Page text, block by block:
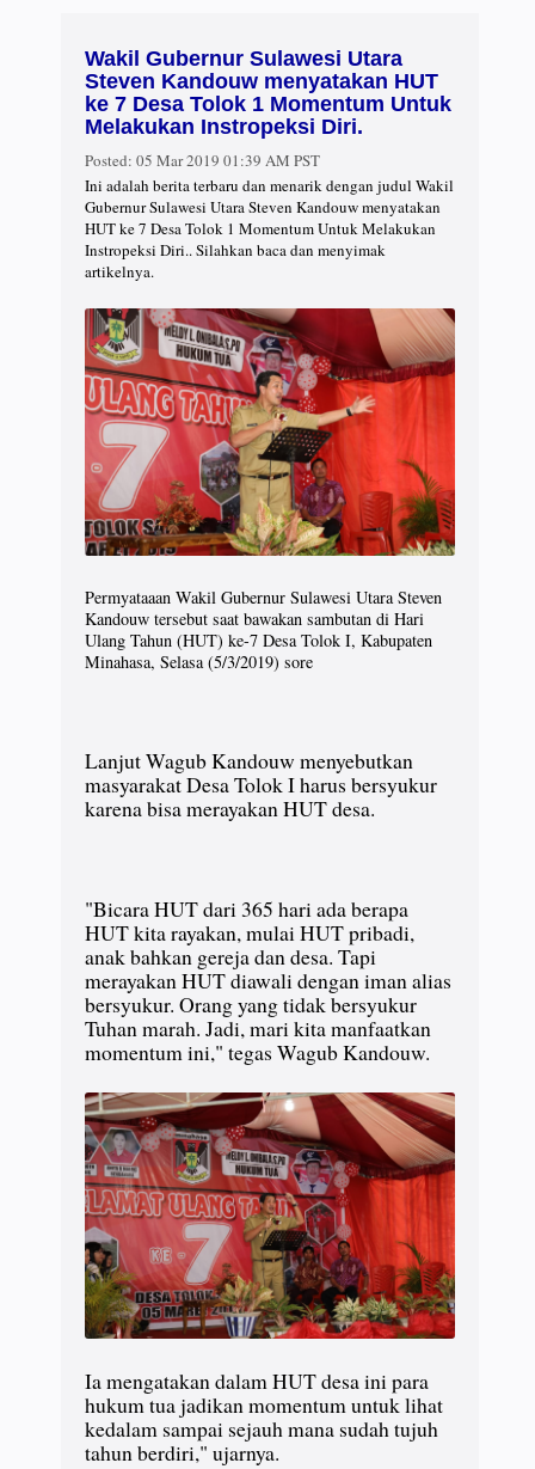
Wakil Gubernur Sulawesi Utara
Steven Kandouw menyatakan HUT
ke 7 Desa Tolok 1 Momentum Untuk
Melakukan Instropeksi Diri.
Posted: 05 Mar 2019 01:39 AM PST
Ini adalah berita terbaru dan menarik dengan judul Wakil
Gubernur Sulawesi Utara Steven Kandouw menyatakan
HUT ke 7 Desa Tolok 1 Momentum Untuk Melakukan
Instropeksi Diri.. Silahkan baca dan menyimak
artikelnya.
Permyataaan Wakil Gubernur Sulawesi Utara Steven
Kandouw tersebut saat bawakan sambutan di Hari
Ulang Tahun (HUT) ke-7 Desa Tolok I, Kabupaten
Minahasa, Selasa (5/3/2019) sore
Lanjut Wagub Kandouw menyebutkan
masyarakat Desa Tolok I harus bersyukur
karena bisa merayakan HUT desa.
"Bicara HUT dari 365 hari ada berapa
HUT kita rayakan, mulai HUT pribadi,
anak bahkan gereja dan desa. Tapi
merayakan HUT diawali dengan iman alias
bersyukur. Orang yang tidak bersyukur
Tuhan marah. Jadi, mari kita manfaatkan
momentum ini," tegas Wagub Kandouw.
Ia mengatakan dalam HUT desa ini para
hukum tua jadikan momentum untuk lihat
kedalam sampai sejauh mana sudah tujuh
tahun berdiri," ujarnya.